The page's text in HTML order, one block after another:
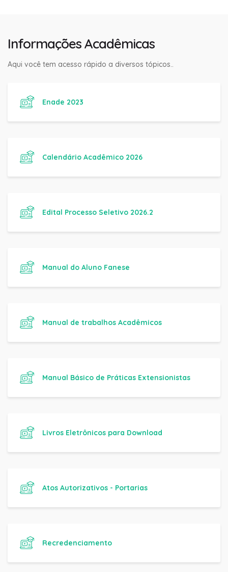
Informações Acadêmicas
Aqui você tem acesso rápido a diversos tópicos..
Enade 2023
Calendário Acadêmico 2026
Edital Processo Seletivo 2026.2
Manual do Aluno Fanese
Manual de trabalhos Acadêmicos
Manual Básico de Práticas Extensionistas
Livros Eletrônicos para Download
Atos Autorizativos - Portarias
Recredenciamento